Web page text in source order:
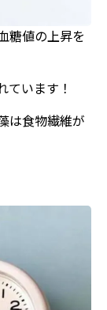
糖値の上昇を
ています！
は食物繊維が